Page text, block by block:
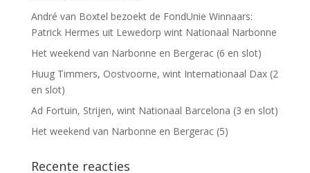
André van Boxtel bezoekt de FondUnie Winnaars:
Patrick Hermes uit Lewedorp wint Nationaal Narbonne
Het weekend van Narbonne en Bergerac (6 en slot)
Huug Timmers, Oostvoorne, wint Internationaal Dax (2
en slot)
Ad Fortuin, Strijen, wint Nationaal Barcelona (3 en slot)
Het weekend van Narbonne en Bergerac (5)
Recente reacties